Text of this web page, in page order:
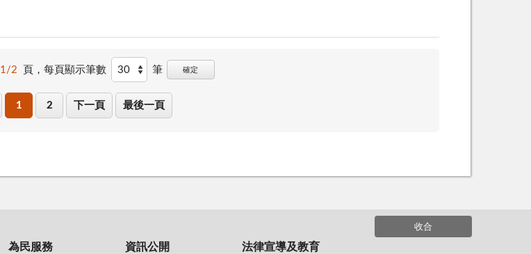
1/2 頁， 每頁顯示筆數 筆 確定
1 2 下一頁 最後一頁
收合
為民服務 資訊公開 法律宣導及教育